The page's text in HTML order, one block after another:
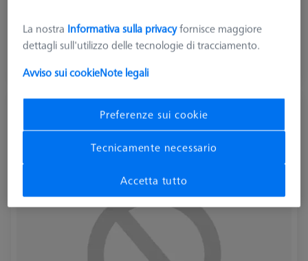
1.965,00 €
più IVA
Tempi di consegna più lunghi
Part-program, per CMM Check ultra RT
626001-0230-020
La nostra Informativa sulla privacyfornisce maggiore
dettagli sull'utilizzo delle tecnologie di tracciamento.
Avviso sui cookieNote legali
Preferenze sui cookie
Tecnicamente necessario
Accetta tutto